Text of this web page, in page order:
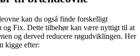
kan du også finde forskelligt
og Fix. Dette tilbehør kan være nyttigt til at
og derved reducere røgudviklingen. Her
kigge efter: